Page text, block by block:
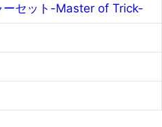
ーセット-Master of Trick-